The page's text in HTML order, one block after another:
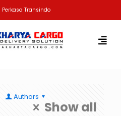
Perkasa Transindo
Authors
Show all